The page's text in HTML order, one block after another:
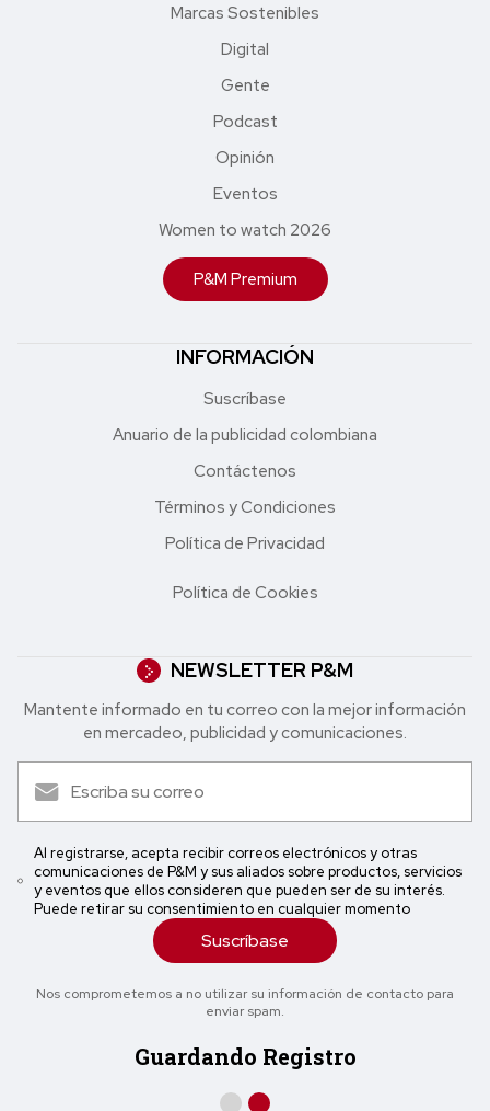
Marcas Sostenibles
Digital
Gente
Podcast
Opinión
Eventos
Women to watch 2026
P&M Premium
INFORMACIÓN
Suscríbase
Anuario de la publicidad colombiana
Contáctenos
Términos y Condiciones
Política de Privacidad
Política de Cookies
NEWSLETTER P&M
Mantente informado en tu correo con la mejor in formación
en mercadeo, publicidad y comunicaciones.
Al registrarse, acepta recibir correos electrónicos y otras
comunicaciones de P&M y sus aliados sobre productos, servicios
y eventos que ellos consideren que pueden ser de su interés.
Puede retirar su consentimiento en cualquier momento
Suscríbase
Nos comprometemos a no utilizar su información de contacto para
enviar spam.
Guardando Registro